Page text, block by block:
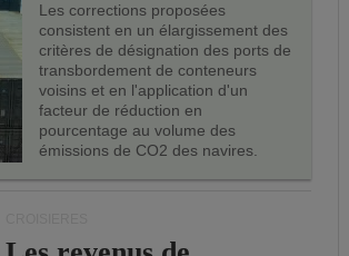
Les corrections proposées
consistent en un élargissement des
critères de désignation des ports de
transbordement de conteneurs
voisins et en l'application d'un
facteur de réduction en
pourcentage au volume des
émissions de CO2 des navires.